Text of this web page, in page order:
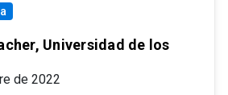
Universidad de los
de 2022